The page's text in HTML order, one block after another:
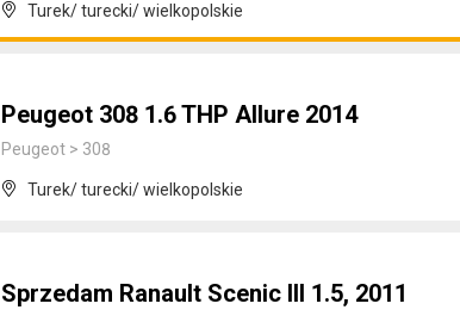
Turek/ turecki/ wielkopolskie
Peugeot 308 1.6 THP Allure 2014
Peugeot > 308
Turek/ turecki/ wielkopolskie
Sprzedam Ranault Scenic III 1.5, 2011